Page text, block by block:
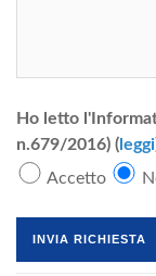
Ho letto
n.679/2016) ( leggi
Accetto